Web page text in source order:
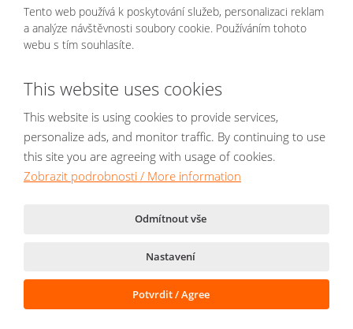
Jméno a příjmení
E-mail
Text zprávy *
Položky označené hvězdičkou (*) jsou povinné.
Tento web používá k poskytování služeb, personalizaci reklam
a analýze návštěvnosti soubory cookie. Používáním tohoto
webu s tím souhlasíte.
This website uses cookies
This website is using cookies to provide services,
personalize ads, and monitor traffic. By continuing to use
this site you are agreeing with usage of cookies.
Zobrazit podrobnosti / More information
Odmítnout vše
Nastavení
Potvrdit / Agree